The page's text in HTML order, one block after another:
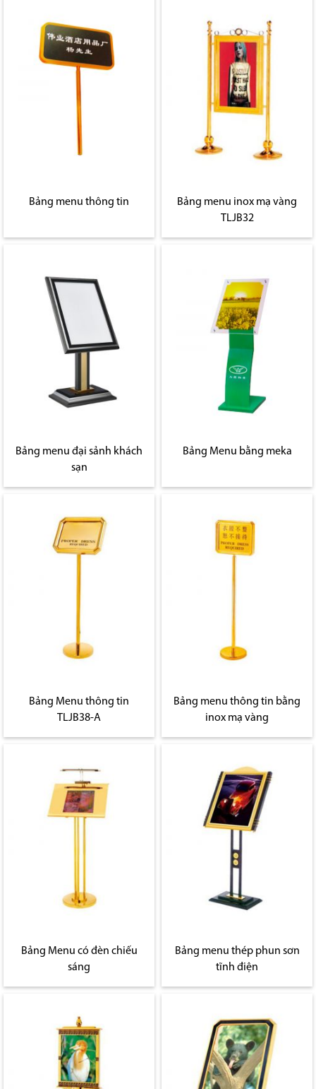
Bảng menu thông tin
Bảng menu inox mạ vàng
TLJB32
Bảng menu đại sảnh khách
sạn
Bảng Menu bằng meka
Bảng Menu thông tin
TLJB38-A
Bảng menu thông tin bằng
inox mạ vàng
Bảng Menu có đèn chiếu
sáng
Bảng menu thép phun sơn
tĩnh điện